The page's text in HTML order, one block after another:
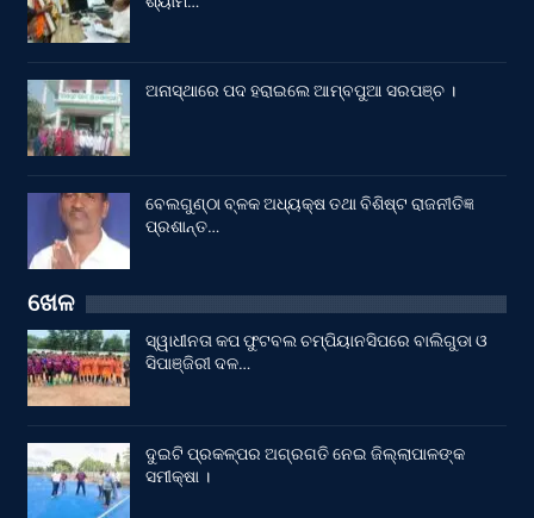
ଅନାସ୍ଥାରେ ପଦ ହରାଇଲେ ଆମ୍ବପୁଆ ସରପଞ୍ଚ ।
ବେଲଗୁଣ୍ଠା ବ୍ଳକ ଅଧ୍ୟକ୍ଷ ତଥା ବିଶିଷ୍ଟ ରାଜନୀତିଜ୍ଞ
ପ୍ରଶାନ୍ତ…
ଖେଳ
ସ୍ୱାଧୀନତା କପ ଫୁଟବଲ ଚମ୍ପିୟାନସିପରେ ବାଲିଗୁଡା ଓ
ସିପାଞ୍ଜିରୀ ଦଳ…
ଦୁଇଟି ପ୍ରକଳ୍ପର ଅଗ୍ରଗତି ନେଇ ଜିଲ୍ଲାପାଳଙ୍କ
ସମୀକ୍ଷା ।